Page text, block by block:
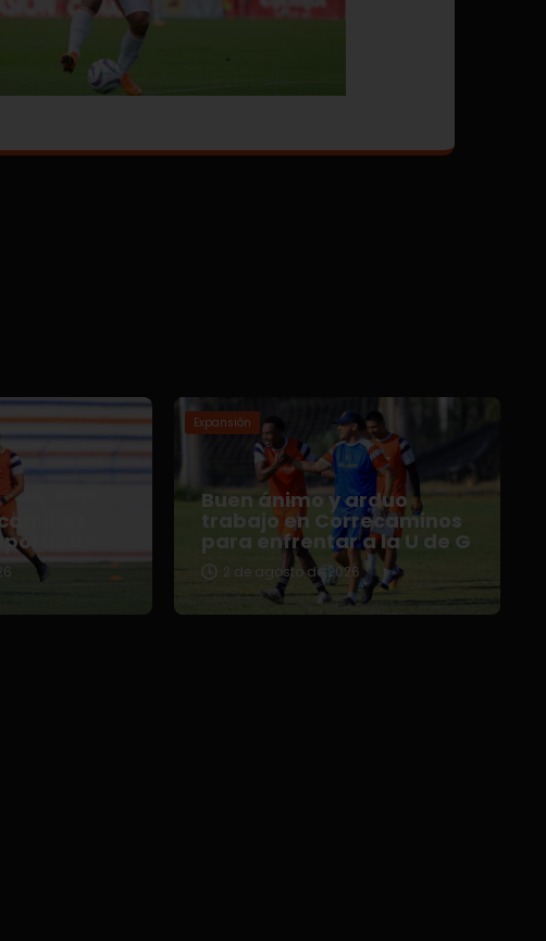
Expansión
Buen ánimo y arduo
trabajo en Correcaminos
para enfrentar a la U de G
2 de agosto de 2026